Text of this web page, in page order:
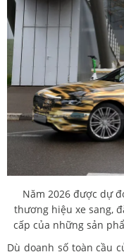
Năm 2026 được dự
thương hiệu xe sang,
cấp của những sản
Dù doanh số toàn cầu